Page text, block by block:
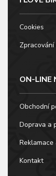
Cookies
ON-LINE
Obchodní
Doprava a
Reklamace
Kontakt